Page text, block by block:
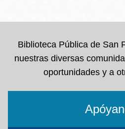
Biblioteca Pública de San
nuestras diversas
oportunidades y a